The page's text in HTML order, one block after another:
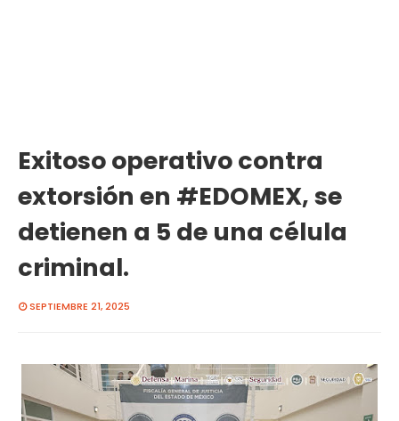
Exitoso operativo contra
extorsión en #EDOMEX, se
detienen a 5 de una célula
criminal.
SEPTIEMBRE 21, 2025